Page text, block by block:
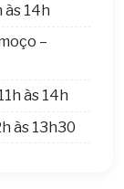
às 14h
–
às 14h
às 13h30